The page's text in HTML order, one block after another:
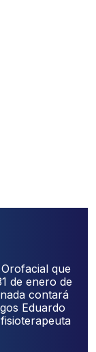
que
de enero de
contará
Eduardo